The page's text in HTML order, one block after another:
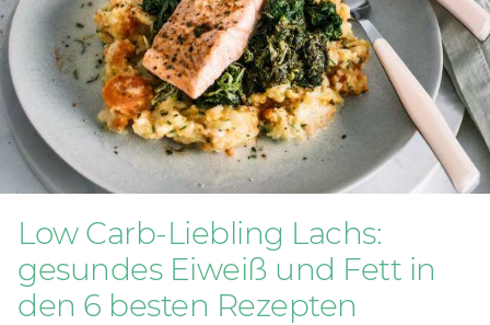
Low Carb-Liebling Lachs:
gesundes Eiweiß und Fett in
den 6 besten Rezepten